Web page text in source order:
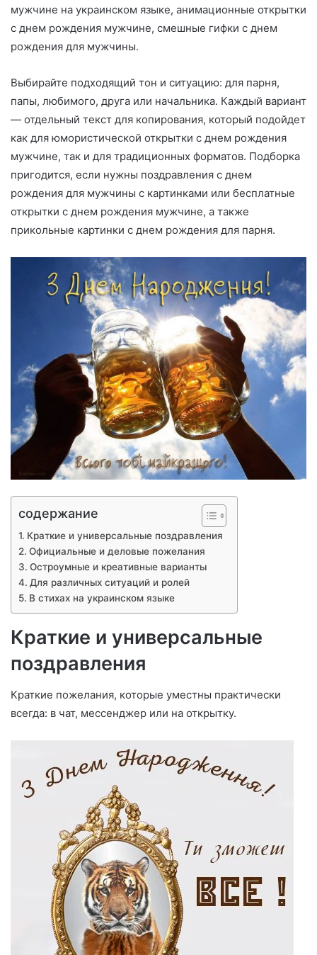
мужчине на украинском языке, анимационные открытки
с днем рождения мужчине, смешные гифки с днем
рождения для мужчины.
Выбирайте подходящий тон и ситуацию: для парня,
папы, любимого, друга или начальника. Каждый вариант
— отдельный текст для копирования, который подойдет
как для юмористической открытки с днем рождения
мужчине, так и для традиционных форматов. Подборка
пригодится, если нужны поздравления с днем
рождения для мужчины с картинками или бесплатные
открытки с днем рождения мужчине, а также
прикольные картинки с днем рождения для парня.
содержание
Краткие и универсальные поздравления
Официальные и деловые пожелания
Остроумные и креативные варианты
Для различных ситуаций и ролей
В стихах на украинском языке
Краткие и универсальные
поздравления
Краткие пожелания, которые уместны практически
всегда: в чат, мессенджер или на открытку.